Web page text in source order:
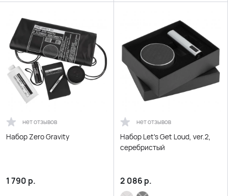
нет отзывов
Набор Zero Gravity
1 790 р.
нет отзывов
Набор Let's Get Loud, ver.2,
серебристый
2 086 р.